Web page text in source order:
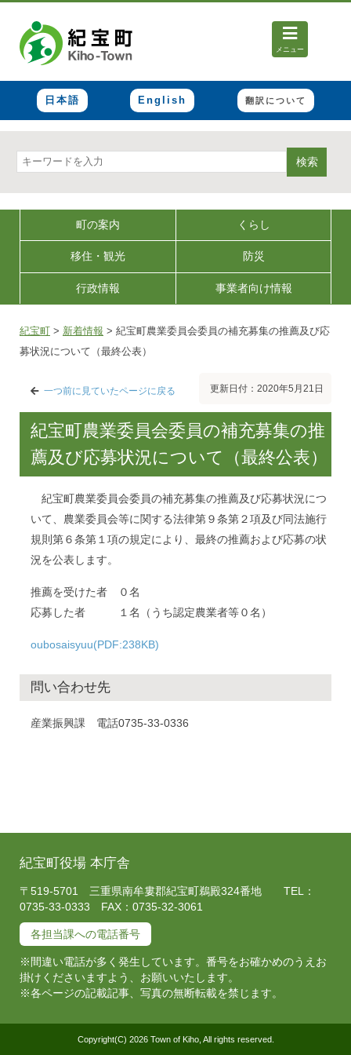
メニュー
日本語 English 翻訳について
検索
町の案内 くらし
移住・観光 防災
行政情報 事業者向け情報
紀宝町 > 新着情報 > 紀宝町農業委員会委員の補充募集の推薦及び応
募状況について（最終公表）
一つ前に見ていたページに戻る 更新日付：2020年5月21日
紀宝町農業委員会委員の補充募集の推
薦及び応募状況について（最終公表）
紀宝町農業委員会委員の補充募集の推薦及び応募状況につ
いて、農業委員会等に関する法律第９条第２項及び同法施行
規則第６条第１項の規定により、最終の推薦および応募の状
況を公表します。
推薦を受けた者 ０名
応募した者 １名（うち認定農業者等０名）
oubosaisyuu(PDF:238KB)
問い合わせ先
産業振興課 電話0735-33-0336
紀宝町役場 本庁舎
〒519-5701 三重県南牟婁郡紀宝町鵜殿324番地 TEL：
0735-33-0333 FAX：0735-32-3061
各担当課への電話番号
※間違い電話が多く発生しています。番号をお確かめのうえお
掛けくださいますよう、お願いいたします。
※各ページの記載記事、写真の無断転載を禁じます。
Copyright(C) 2026 Town of Kiho, All rights reserved.